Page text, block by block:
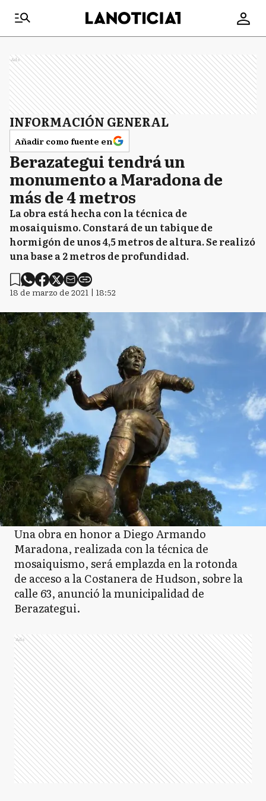
Ads
INFORMACIÓN GENERAL
Añadir como fuente en
Berazategui tendrá un
monumento a Maradona de
más de 4 metros
La obra está hecha con la técnica de
mosaiquismo. Constará de un tabique de
hormigón de unos 4,5 metros de altura. Se realizó
una base a 2 metros de profundidad.
18 de marzo de 2021 | 18:52
Una obra en honor a Diego Armando
Maradona, realizada con la técnica de
mosaiquismo, será emplazda en la rotonda
de acceso a la Costanera de Hudson, sobre la
calle 63, anunció la municipalidad de
Berazategui.
Ads